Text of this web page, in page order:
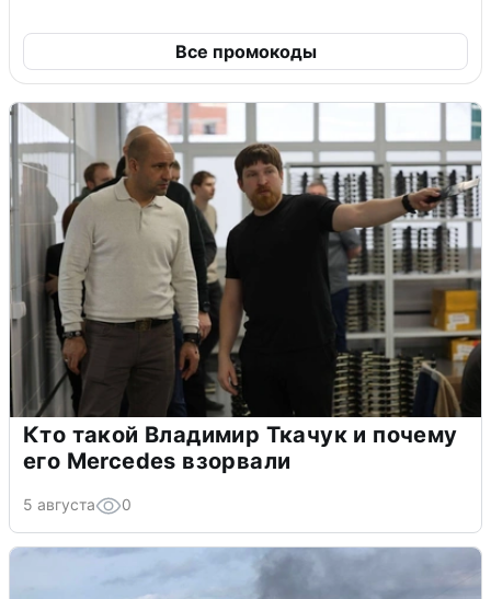
Все промокоды
Кто такой Владимир Ткачук и почему
его Mercedes взорвали
5 августа 0